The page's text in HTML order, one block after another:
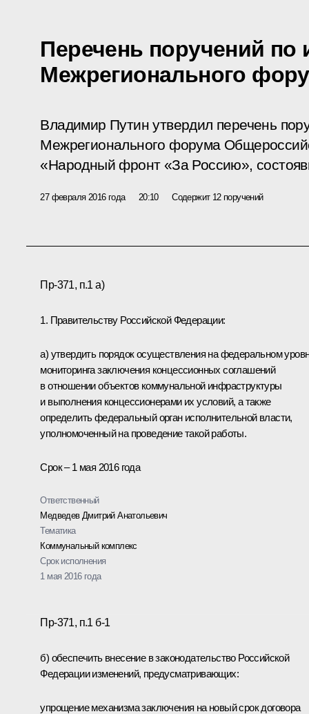
Перечень поручений по
Межрегионального
Владимир Путин утвердил перечень
Межрегиональногофорума
«Народный фронт «За Россию»,
27 февраля 2016 года 20:10 Содержит 12 поручений
Пр-371, п.1 а)
1. Правительству Российской Федерации:
а) утвердить порядок осуществления на федеральном
мониторинга заключения концессионных соглашений
в отношении объектов коммунальной инфраструктуры
и выполнения концессионерами их условий, а также
определить федеральный орган исполнительной власти,
уполномоченный на проведение такой работы.
Срок – 1 мая 2016 года
Ответственный
Медведев Дмитрий Анатольевич
Тематика
Коммунальный комплекс
Срок исполнения
1 мая 2016 года
Пр-371, п.1 б-1
б) обеспечить внесение в законодательство Российской
Федерации изменений, предусматривающих:
упрощение механизма заключения на новый срок договора